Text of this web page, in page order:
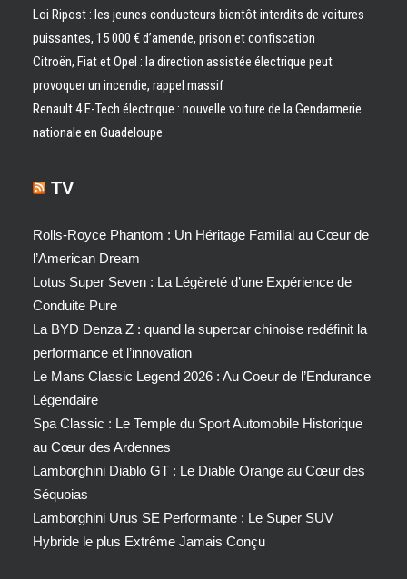
Loi Ripost : les jeunes conducteurs bientôt interdits de voitures
puissantes, 15 000 € d’amende, prison et confiscation
Citroën, Fiat et Opel : la direction assistée électrique peut
provoquer un incendie, rappel massif
Renault 4 E-Tech électrique : nouvelle voiture de la Gendarmerie
nationale en Guadeloupe
TV
Rolls-Royce Phantom : Un Héritage Familial au Cœur de
l’American Dream
Lotus Super Seven : La Légèreté d’une Expérience de
Conduite Pure
La BYD Denza Z : quand la supercar chinoise redéfinit la
performance et l’innovation
Le Mans Classic Legend 2026 : Au Coeur de l’Endurance
Légendaire
Spa Classic : Le Temple du Sport Automobile Historique
au Cœur des Ardennes
Lamborghini Diablo GT : Le Diable Orange au Cœur des
Séquoias
Lamborghini Urus SE Performante : Le Super SUV
Hybride le plus Extrême Jamais Conçu